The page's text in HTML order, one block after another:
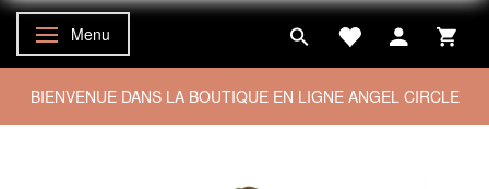
Basculer la navigation
Menu
BIENVENUE DANS LA BOUTIQUE EN LIGNE ANGEL CIRCLE